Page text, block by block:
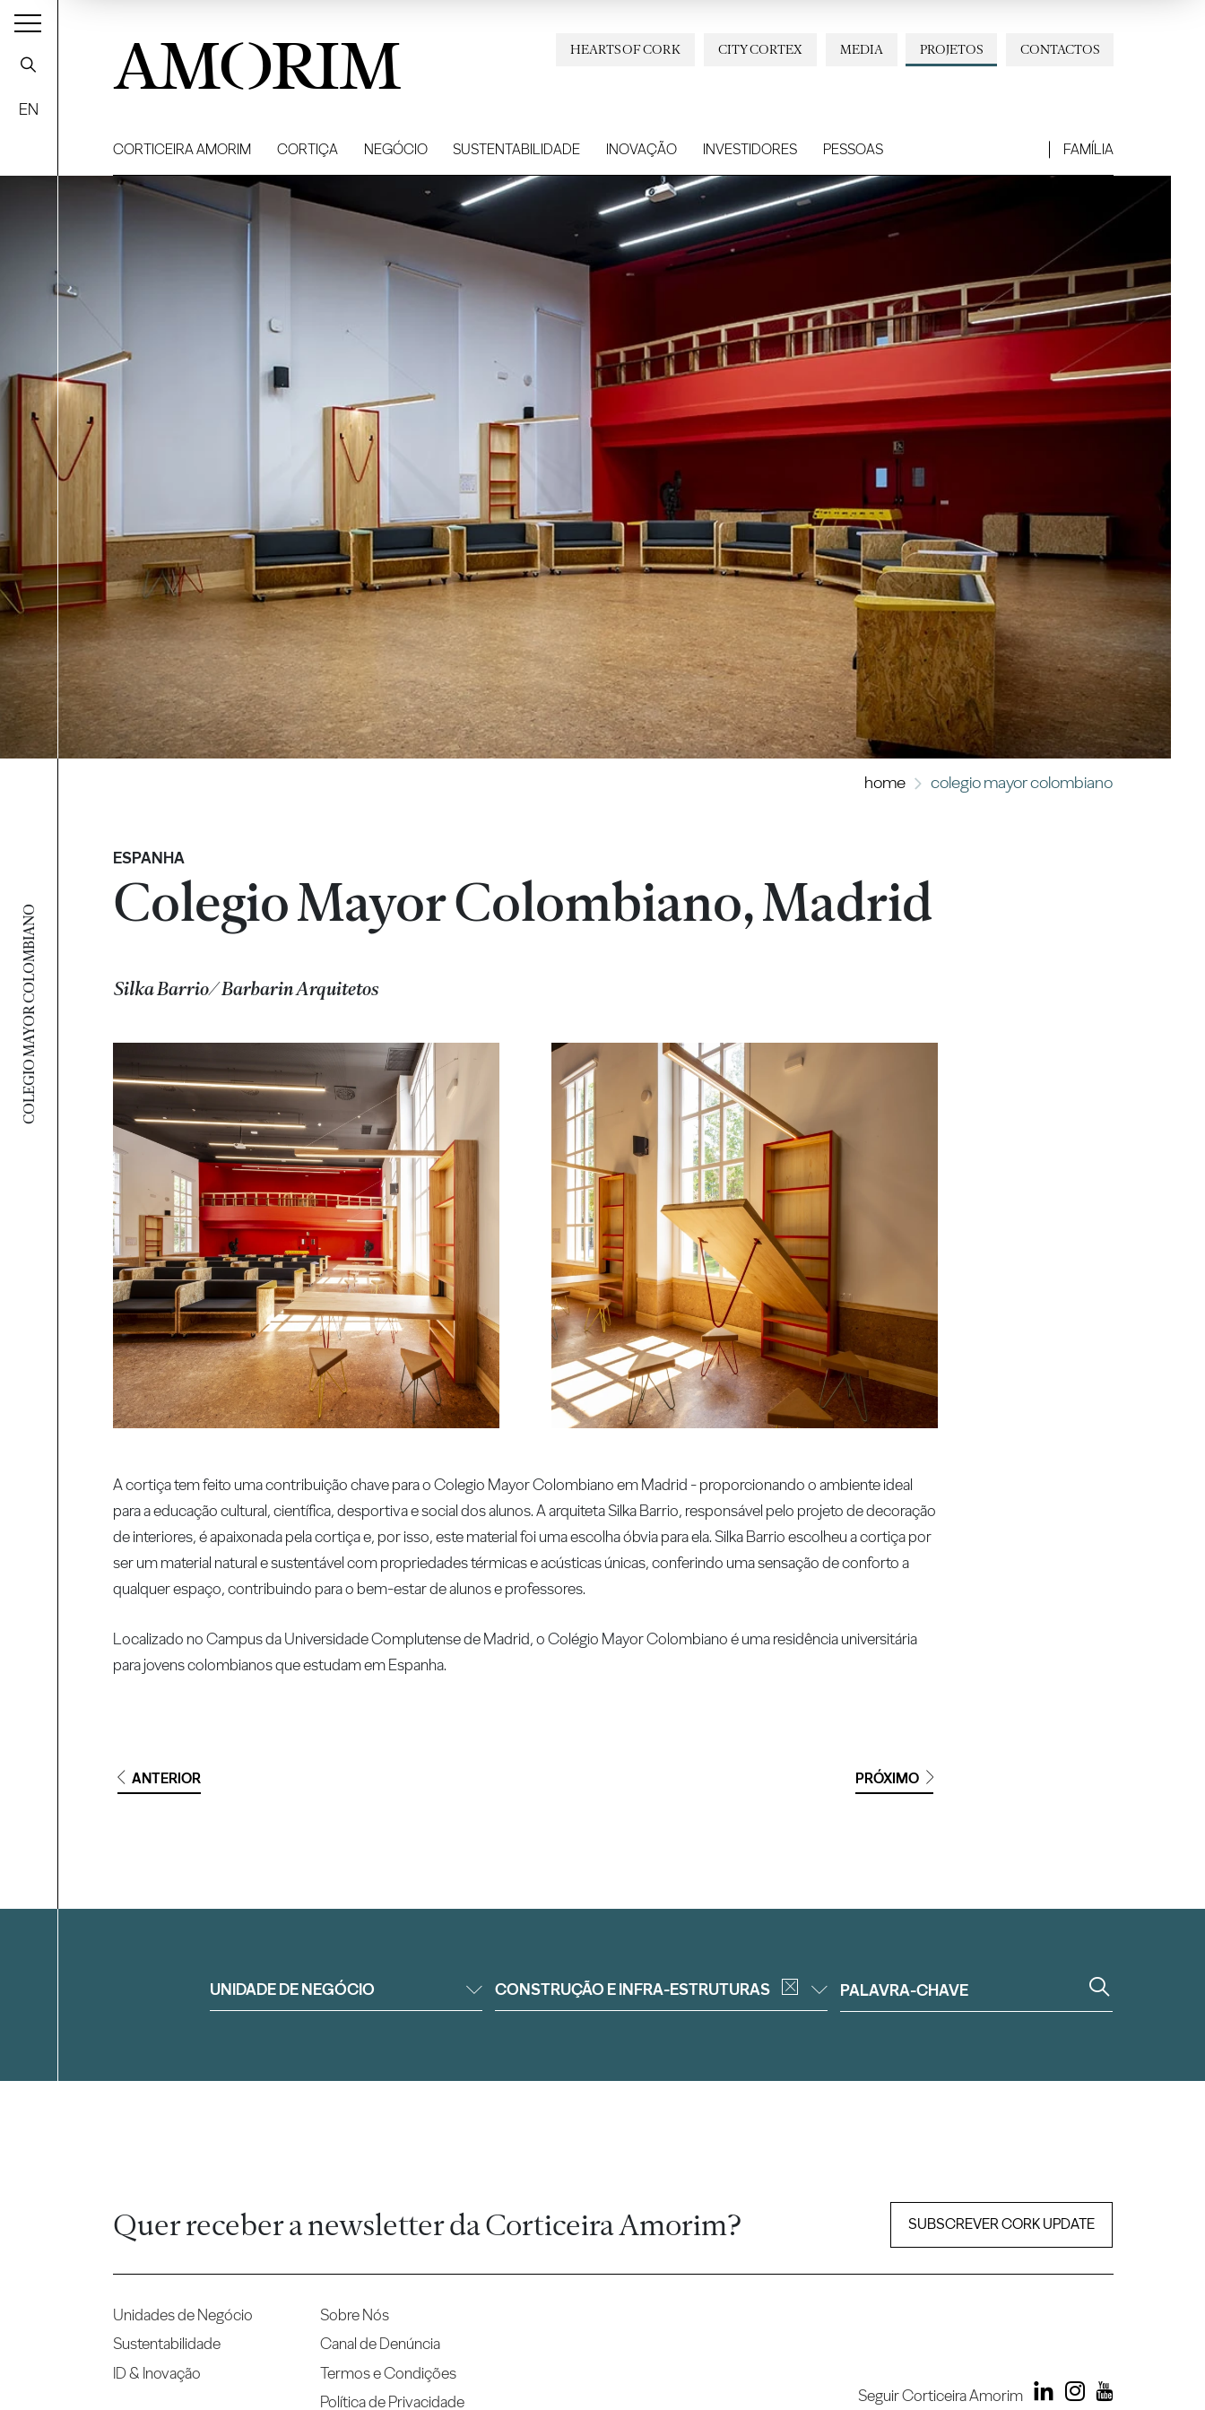
COLEGIO MAYOR COLOMBIANO
EN
AMORIM CONTACTOS
PROJETOS
MEDIA
CITY CORTEX
HEARTS OF CORK
CORTICEIRA AMORIM CORTIÇA NEGÓCIO SUSTENTABILIDADE INOVAÇÃO INVESTIDORES PESSOAS FAMÍLIA
home colegio mayor colombiano
ESPANHA
Colegio Mayor Colombiano, Madrid
Silka Barrio/ Barbarin Arquitetos
A cortiça tem feito uma contribuição chave para o Colegio Mayor Colombiano em Madrid - proporcionando o ambiente ideal
para a educação cultural, científica, desportiva e social dos alunos. A arquiteta Silka Barrio, responsável pelo projeto de decoração
de interiores, é apaixonada pela cortiça e, por isso, este material foi uma escolha óbvia para ela. Silka Barrio escolheu a cortiça por
ser um material natural e sustentável com propriedades térmicas e acústicas únicas, conferindo uma sensação de conforto a
qualquer espaço, contribuindo para o bem-estar de alunos e professores.
Localizado no Campus da Universidade Complutense de Madrid, o Colégio Mayor Colombiano é uma residência universitária
para jovens colombianos que estudam em Espanha.
ANTERIOR PRÓXIMO
FiltrarUNIDADE DE NEGÓCIO CONSTRUÇÃO E INFRA-ESTRUTURAS
Quer receber a newsletter da Corticeira Amorim? SUBSCREVER CORK UPDATE
Unidades de Negócio
Sustentabilidade
ID & Inovação
Sobre Nós
Canal de Denúncia
Termos e Condições
Política de Privacidade
Seguir Corticeira Amorim